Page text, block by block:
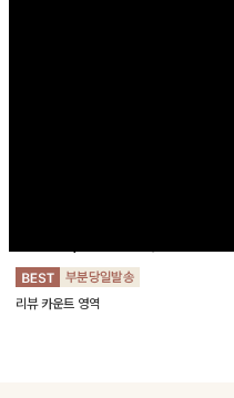
리뷰 카운트 영역